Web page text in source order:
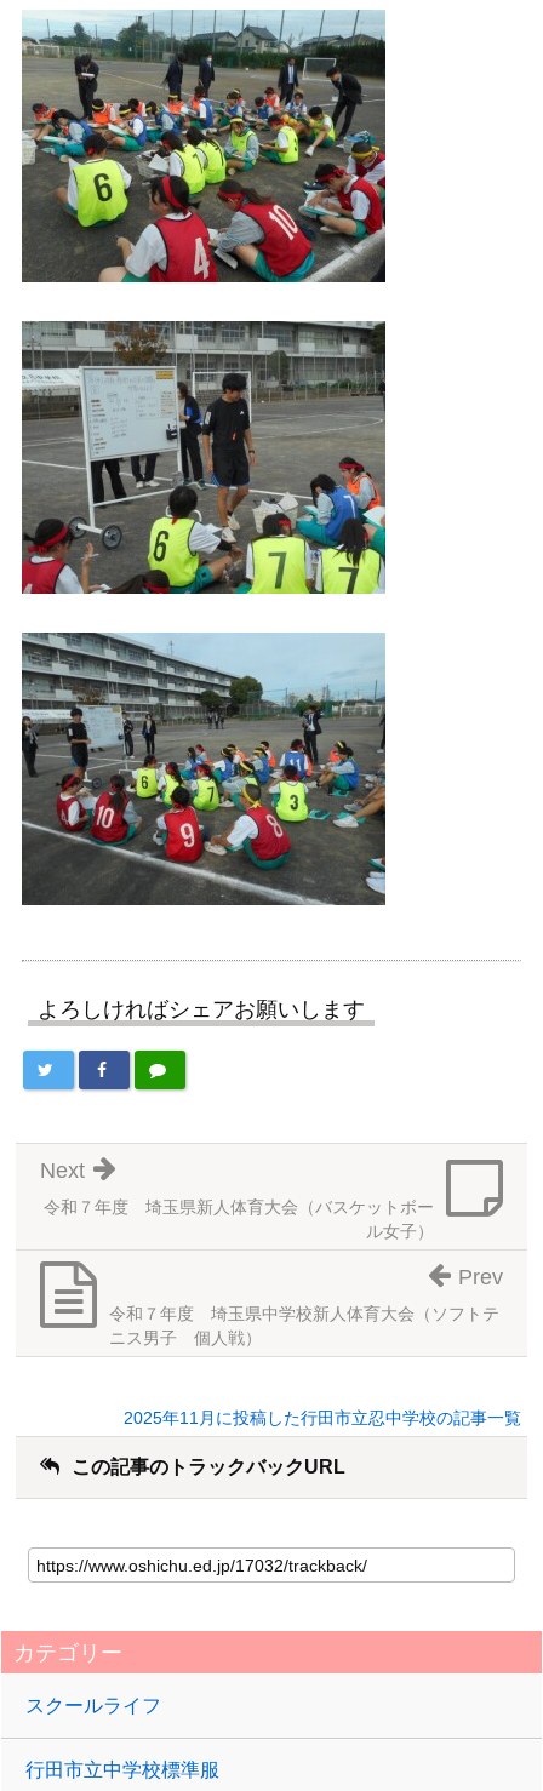
よろしければシェアお願いします
令和７年度 埼玉県新人体育大会（バスケットボー
ル女子）
Next
令和７年度 埼玉県中学校新人体育大会（ソフトテ
ニス男子 個人戦）
Prev
2025年11月に投稿した行田市立忍中学校の記事一覧
この記事のトラックバックURL
カテゴリー
スクールライフ
行田市立中学校標準服